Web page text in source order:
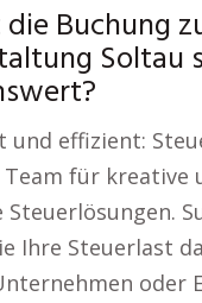
Buchung
Soltau
und effizient:
für kreative
Ihre Steuerlast
oder